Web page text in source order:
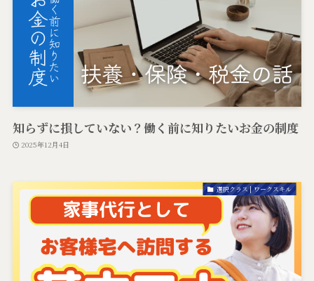
知らずに損していない？働く前に知りたいお金の制度
2025年12月4日
選択クラス | ワークスキル